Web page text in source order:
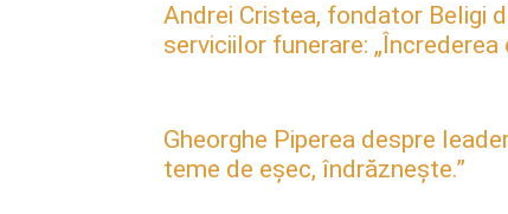
Andrei Cristea, fondator Beligi
serviciilor funerare:
Gheorghe Piperea despre
teme de eșec, îndrăznește.”